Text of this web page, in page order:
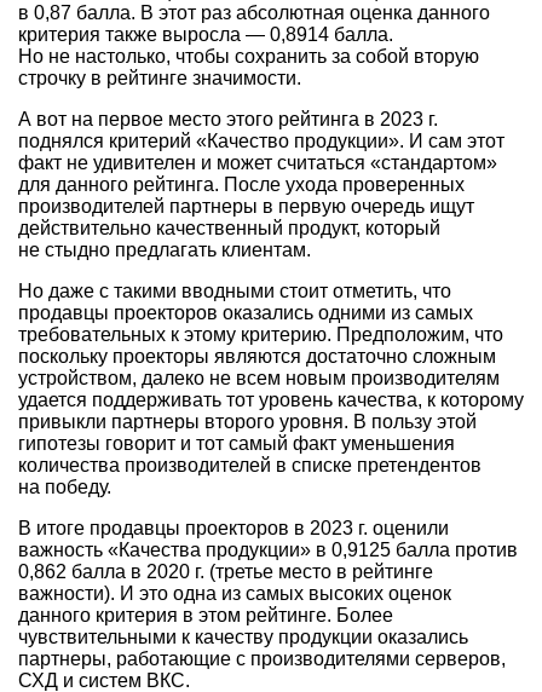
в 0,87 балла. В этот раз абсолютная оценка данного
критерия также выросла — 0,8914 балла.
Но не настолько, чтобы сохранить за собой вторую
строчку в рейтинге значимости.
А вот на первое место этого рейтинга в 2023 г.
поднялся критерий «Качество продукции». И сам этот
факт не удивителен и может считаться «стандартом»
для данного рейтинга. После ухода проверенных
производителей партнеры в первую очередь ищут
действительно качественный продукт, который
не стыдно предлагать клиентам.
Но даже с такими вводными стоит отметить, что
продавцы проекторов оказались одними из самых
требовательных к этому критерию. Предположим, что
поскольку проекторы являются достаточно сложным
устройством, далеко не всем новым производителям
удается поддерживать тот уровень качества, к которому
привыкли партнеры второго уровня. В пользу этой
гипотезы говорит и тот самый факт уменьшения
количества производителей в списке претендентов
на победу.
В итоге продавцы проекторов в 2023 г. оценили
важность «Качества продукции» в 0,9125 балла против
0,862 балла в 2020 г. (третье место в рейтинге
важности). И это одна из самых высоких оценок
данного критерия в этом рейтинге. Более
чувствительными к качеству продукции оказались
партнеры, работающие с производителями серверов,
СХД и систем ВКС.